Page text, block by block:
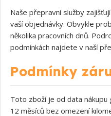
Naše přepravní služby
vaší objednávky. Obvykle
několika pracovních dnů.
podmínkách najdete v naší
Podmínky
Toto zboží je od data nákupu
12 měsíců bez omezení